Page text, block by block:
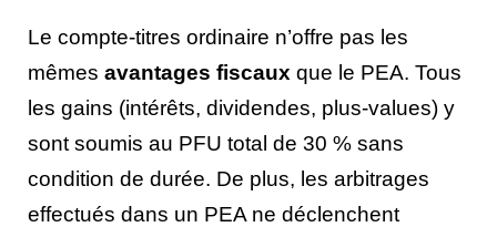
Le compte-titres ordinaire n’offre pas les
mêmes avantages fiscaux que le PEA. Tous
les gains (intérêts, dividendes, plus-values) y
sont soumis au PFU total de 30 % sans
condition de durée. De plus, les arbitrages
effectués dans un PEA ne déclenchent